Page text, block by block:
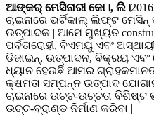
ଆଙ୍କର୍ ମେସିନାରୀ କୋ।, ଲି।
ଚାଇନାରେ ଭର୍ଟିକାଲ୍ ଲିଫ୍ଟ
ଉତ୍ପାଦକ | ଆମେ ମୁଖ୍ୟତ
ପର୍ବତାରୋହୀ, ବିଏମୟୁ ଏବଂ
ଡିଜାଇନ୍, ଉତ୍ପାଦନ, ବିକ୍ରୟ
ଧ୍ୟାନ ହେଉଛି ଆମର
କ୍ଷମତା ସମ୍ପନ୍ନ ଉତ୍ପାଦ
ଚାଇନାରେ ଉଚ୍ଚ-ଉଚ୍ଚତା
ଉଚ୍ଚ-ବ୍ରାଣ୍ଡ ନିର୍ମାଣ କରିବା |